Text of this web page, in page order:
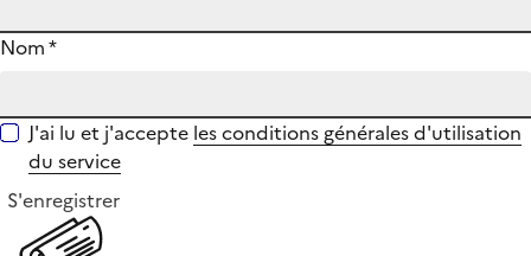
Nom*
J'ai lu et j'accepte les conditions générales d'utilisation
du service
S'enregistrer